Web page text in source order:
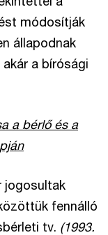
módosítják
állapodnak
a bírósági
a bérlő és a
jogosultak
fennálló
tv. (1993.